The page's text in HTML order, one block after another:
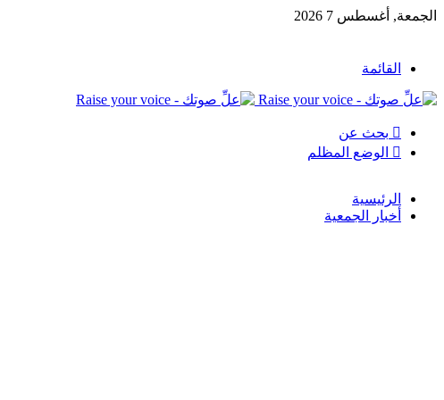
الجمعة, أغسطس 7 2026
القائمة
بحث عن
الوضع المظلم
الرئيسية
أخبار الجمعية